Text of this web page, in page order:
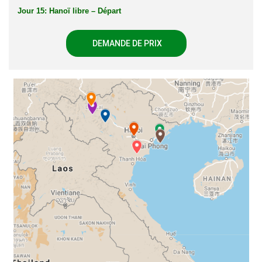
Jour 15: Hanoï libre – Départ
DEMANDE DE PRIX